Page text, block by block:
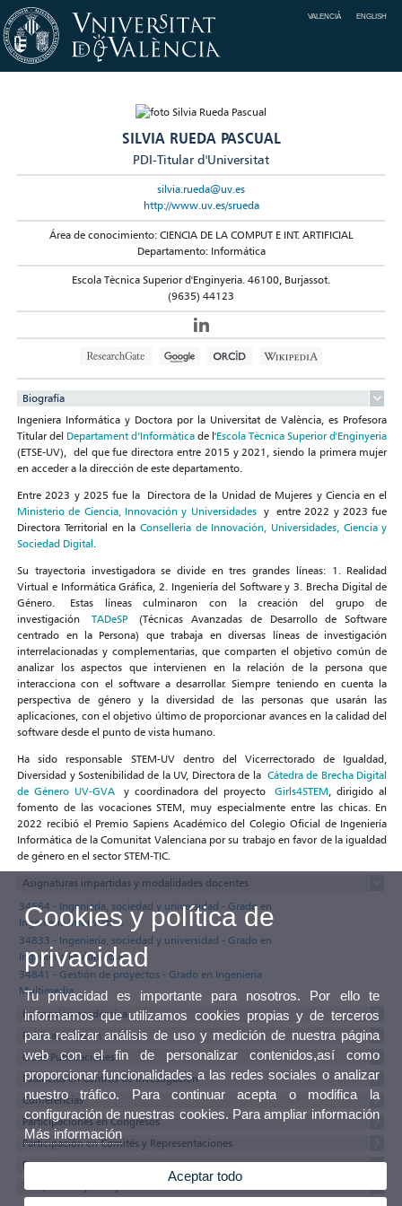
VALENCIÀ ENGLISH
SILVIA RUEDA PASCUAL
PDI-Titular d'Universitat
silvia.rueda@uv.es
http://www.uv.es/srueda
Área de conocimiento: CIENCIA DE LA COMPUT E INT. ARTIFICIAL
Departamento: Informática
Escola Tècnica Superior d'Enginyeria. 46100, Burjassot.
(9635) 44123
Biografía
Ingeniera Informática y Doctora por la Universitat de València, es Profesora
Titular del Departament d’Informàtica de l'Escola Tècnica Superior d'Enginyeria
(ETSE-UV), del que fue directora entre 2015 y 2021, siendo la primera mujer
en acceder a la dirección de este departamento.
Entre 2023 y 2025 fue la Directora de la Unidad de Mujeres y Ciencia en el
Ministerio de Ciencia, Innovación y Universidadesy entre 2022 y 2023 fue
Directora Territorial en la Conselleria de Innovación, Universidades, Ciencia y
Sociedad Digital.
Su trayectoria investigadora se divide en tres grandes líneas: 1. Realidad
Virtual e Informática Gráfica, 2. Ingeniería del Software y 3. Brecha Digital de
Género. Estas líneas culminaron con la creación del grupo de
investigaciónTADeSP (Técnicas Avanzadas de Desarrollo de Software
centrado en la Persona) que trabaja en diversas líneas de investigación
interrelacionadas y complementarias, que comparten el objetivo común de
analizar los aspectos que intervienen en la relación de la persona que
interacciona con el software a desarrollar. Siempre teniendo en cuenta la
perspectiva de género y la diversidad de las personas que usarán las
aplicaciones, con el objetivo último de proporcionar avances en la calidad del
software desde el punto de vista humano.
Ha sido responsable STEM-UV dentro del Vicerrectorado de Igualdad,
Diversidad y Sostenibilidad de la UV, Directora de laCátedra de Brecha Digital
de Género UV-GVA y coordinadora del proyectoGirls4STEM, dirigido al
fomento de las vocaciones STEM, muy especialmente entre las chicas. En
2022 recibió el Premio Sapiens Académico del Colegio Oficial de Ingeniería
Informática de la Comunitat Valenciana por su trabajo en favor de la igualdad
de género en el sector STEM-TIC.
Asignaturas impartidas y modalidades docentes
34664 - Ingeniería, sociedad y universidad - Grado en
Ingeniería Informática
34833 - Ingeniería, sociedad y universidad - Grado en
Ingeniería Multimedia
34841 - Gestión de proyectos - Grado en Ingeniería
Multimedia
Formación académica
Publicaciones en revistas
Otras Publicaciones
Estancias en Centros de Investigación
Conferencias
Participaciones en Congresos
Participación en Comités y Representaciones
Proyectos
Tesis, tesinas y trabajos
Cookies y política de
privacidad
Tu privacidad es importante para nosotros. Por ello te
informamos que utilizamos cookies propias y de terceros
para realizar análisis de uso y medición de nuestra página
web con el fin de personalizar contenidos,así como
proporcionar funcionalidades a las redes sociales o analizar
nuestro tráfico. Para continuar acepta o modifica la
configuración de nuestras cookies. Para ampliar información
Más información
Aceptar todo